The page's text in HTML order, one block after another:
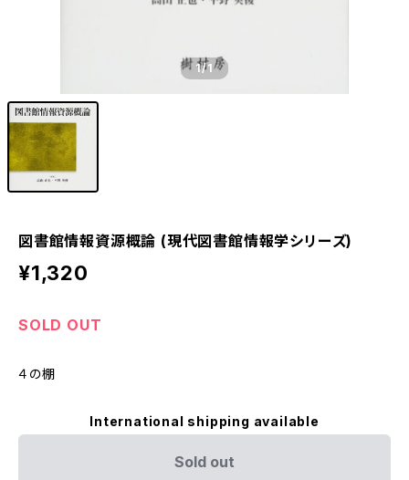
1/1
図書館情報資源概論 (現代図書館情報学シリーズ)
¥1,320
SOLD OUT
４の棚
International shipping available
Sold out